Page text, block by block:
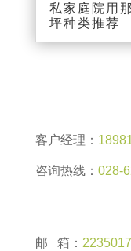
私家庭院用
坪种类推荐
客户经理：
咨询热线： 028-
邮 箱：